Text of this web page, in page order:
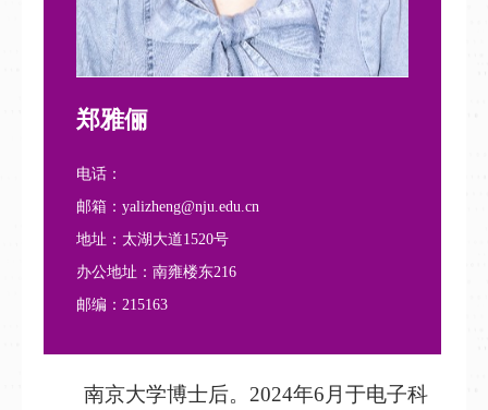
郑雅俪
电话：
邮箱：yalizheng@nju.edu.cn
地址：太湖大道1520号
办公地址：南雍楼东216
邮编：215163
南京大学博士后。2024年6月于电子科